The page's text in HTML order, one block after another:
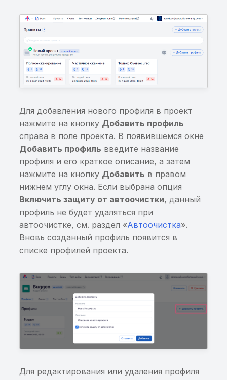
Приложение
сетевые соединения
Небезопасная
конфигурация
Потенциальное
выполнение
произвольного кода в
контексте приложения
Хранение значений
Cookies в стандартной
базе WebView
Небезопасные
в AndroidManifest.xml
в AndroidManifest.xml.
AndroidManifest.xml.
Отсутствует или
защиты данных для
элемента KeyChain
Хранение или
использование ранее
найденной
Приложение не
запрещает
использование
пользовательских
клавиатур
Потенциально
чувствительная
информация,
энтропийным
информация в
исполняемом файле
Хранение данных от
открытом виде
вызовов
Для добавления нового профиля в проект
нажмите на кнопку Добавить профиль
справа в поле проекта. В появившемся окне
Добавить профиль введите название
профиля и его краткое описание, а затем
нажмите на кнопку Добавить в правом
нижнем углу окна. Если выбрана опция
Включить защиту от автоочистки, данный
профиль не будет удаляться при
автоочистке, см. раздел «Автоочистка».
Вновь созданный профиль появится в
списке профилей проекта.
Для редактирования или удаления профиля